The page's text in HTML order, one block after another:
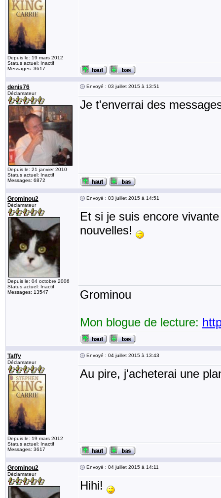
Depuis le: 19 mars 2012
Status actuel: Inactif
Messages: 3617
denis76
Déclamateur
Depuis le: 21 janvier 2010
Status actuel: Inactif
Messages: 6872
Envoyé : 03 juillet 2015 à 13:51
Je t'enverrai des
Grominou2
Déclamateur
Depuis le: 04 octobre 2006
Status actuel: Inactif
Messages: 13547
Envoyé : 03 juillet 2015 à 14:51
Et si je suis encore
nouvelles!
Grominou
Mon blogue de lecture:
Taffy
Déclamateur
Depuis le: 19 mars 2012
Status actuel: Inactif
Messages: 3617
Envoyé : 04 juillet 2015 à 13:43
Au pire, j'acheterai une
Grominou2
Déclamateur
Envoyé : 04 juillet 2015 à 14:11
Hihi!